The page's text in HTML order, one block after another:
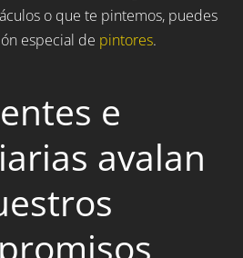
o que te pintemos, puedes
especial de pintores.
e
avalan